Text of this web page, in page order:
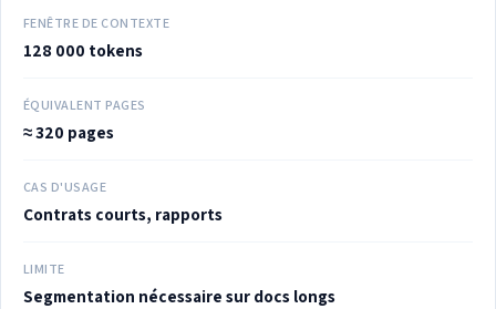
FENÊTRE DE CONTEXTE
128 000 tokens
ÉQUIVALENT PAGES
≈ 320 pages
CAS D'USAGE
Contrats courts, rapports
LIMITE
Segmentation nécessaire sur docs longs